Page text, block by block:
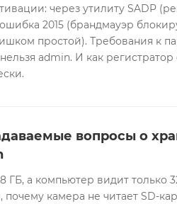
через утилиту SADP
2015 (брандмауэр
простой). Требования к
admin. И как
вопросы о
ГБ, а компьютер видит только
почему камера не читает SD-